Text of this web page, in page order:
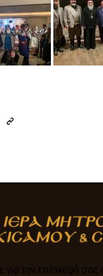
για την επίσκεψή σας